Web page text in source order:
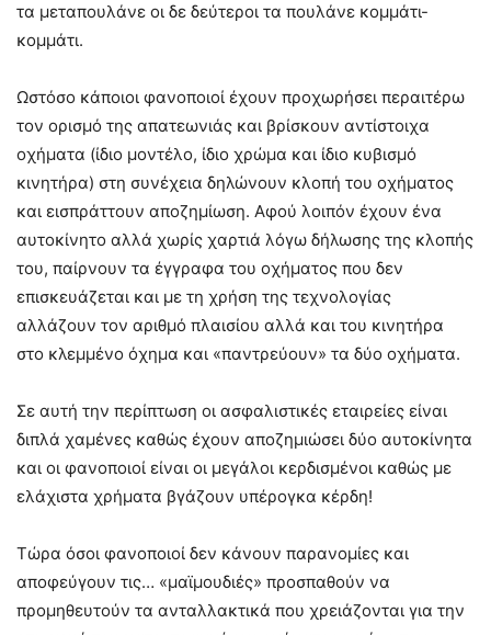
τα μεταπουλάνε οι δε δεύτεροι τα πουλάνε κομμάτι-
κομμάτι.
Ωστόσο κάποιοι φανοποιοί έχουν προχωρήσει περαιτέρω
τον ορισμό της απατεωνιάς και βρίσκουν αντίστοιχα
οχήματα (ίδιο μοντέλο, ίδιο χρώμα και ίδιο κυβισμό
κινητήρα) στη συνέχεια δηλώνουν κλοπή του οχήματος
και εισπράττουν αποζημίωση. Αφού λοιπόν έχουν ένα
αυτοκίνητο αλλά χωρίς χαρτιά λόγω δήλωσης της κλοπής
του, παίρνουν τα έγγραφα του οχήματος που δεν
επισκευάζεται και με τη χρήση της τεχνολογίας
αλλάζουν τον αριθμό πλαισίου αλλά και του κινητήρα
στο κλεμμένο όχημα και «παντρεύουν» τα δύο οχήματα.
Σε αυτή την περίπτωση οι ασφαλιστικές εταιρείες είναι
διπλά χαμένες καθώς έχουν αποζημιώσει δύο αυτοκίνητα
και οι φανοποιοί είναι οι μεγάλοι κερδισμένοι καθώς με
ελάχιστα χρήματα βγάζουν υπέρογκα κέρδη!
Τώρα όσοι φανοποιοί δεν κάνουν παρανομίες και
αποφεύγουν τις… «μαϊμουδιές» προσπαθούν να
προμηθευτούν τα ανταλλακτικά που χρειάζονται για την